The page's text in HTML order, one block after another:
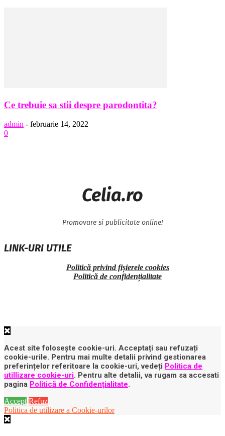
Ce trebuie sa stii despre parodontita?
admin - februarie 14, 2022
0
Celia.ro
Promovare si publicitate online!
LINK-URI UTILE
Politică privind fișierele cookies
Politică de confidențialitate
Acest site folosește cookie-uri. Acceptați sau refuzați
cookie-urile. Pentru mai multe detalii privind gestionarea
preferințelor referitoare la cookie-uri, vedeți Politica de
utillizare cookie-uri. Pentru alte detalii, va rugam sa accesati
pagina Politică de Confidențialitate.
Accept Refuz
Politica de utilizare a Cookie-urilor